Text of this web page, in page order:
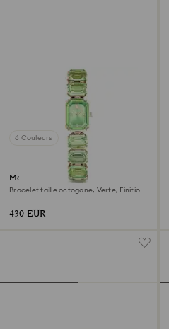
6 Couleurs
Montre
Bracelet taille octogone, Verte, Finition
430 EUR